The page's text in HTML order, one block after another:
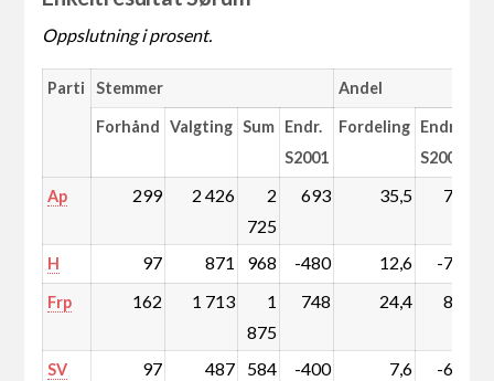
Oppslutning i prosent.
Parti Stemmer Andel
Forhånd Valgting Sum Endr.
S2001
Fordeling Endr.
S2001
Ap 299 2 426
2
725
693 35,5 7,4
H 97 871 968 -480 12,6 -7,4
Frp 162 1 713
1
875
748 24,4 8,8
SV 97 487 584 -400 7,6 -6,0